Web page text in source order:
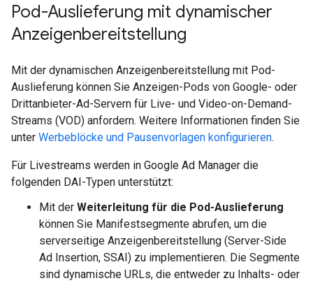
Pod-Auslieferung mit dynamischer
Anzeigenbereitstellung
Mit der dynamischen Anzeigenbereitstellung mit Pod-
Auslieferung können Sie Anzeigen-Pods von Google- oder
Drittanbieter-Ad-Servern für Live- und Video-on-Demand-
Streams (VOD) anfordern. Weitere Informationen finden Sie
unter Werbeblöcke und Pausenvorlagen konfigurieren.
Für Livestreams werden in Google Ad Manager die
folgenden DAI-Typen unterstützt:
Mit der Weiterleitung für die Pod-Auslieferung
können Sie Manifestsegmente abrufen, um die
serverseitige Anzeigenbereitstellung (Server-Side
Ad Insertion, SSAI) zu implementieren. Die Segmente
sind dynamische URLs, die entweder zu Inhalts- oder